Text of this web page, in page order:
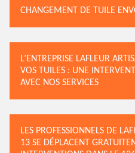
CHANGEMENT DE TUILE
L’ENTREPRISE LAFLEUR
VOS TUILES : UNE
AVEC NOS SERVICES
LES PROFESSIONNELS DE
13 SE DÉPLACENT